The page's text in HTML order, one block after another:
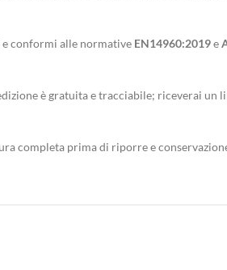
conformi alle normative EN14960:2019e
è gratuita e tracciabile; riceverai un
completa prima di riporre e